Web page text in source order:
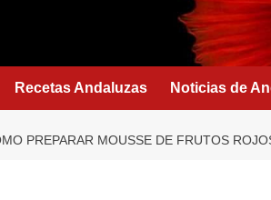
Recetas Andaluzas Noticias de
PREPARAR MOUSSE DE FRUTOS